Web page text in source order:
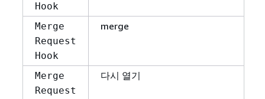
Hook
Merge
Request
Hook
merge
Merge
Request
다시 열기